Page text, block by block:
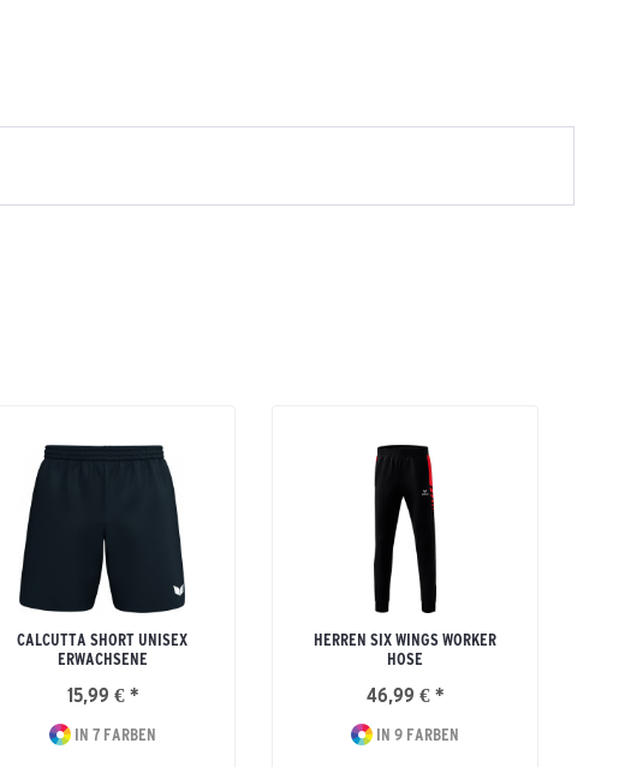
CALCUTTA SHORT UNISEX
ERWACHSENE
15,99 € *
IN 7 FARBEN
HERREN SIX WINGS WORKER
HOSE
46,99 € *
IN 9 FARBEN